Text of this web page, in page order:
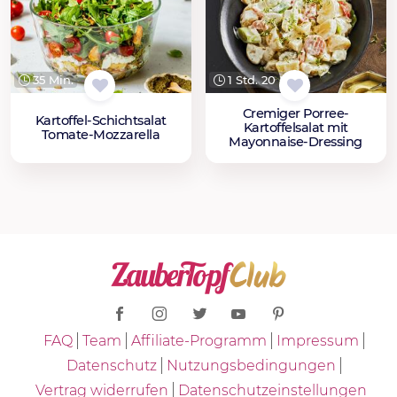
35 Min.
Kartoffel-Schichtsalat
Tomate-Mozzarella
1 Std. 20 Min.
Cremiger Porree-
Kartoffelsalat mit
Mayonnaise-Dressing
FAQ Team Affiliate-Programm
Impressum
Datenschutz
Nutzungsbedingungen
Vertrag widerrufen
Datenschutzeinstellungen